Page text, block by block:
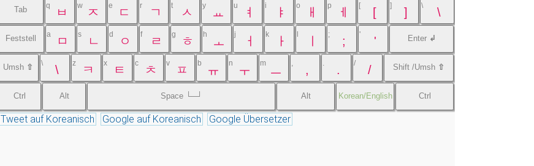
Tab q ㅂ w ㅈ e ㄷ r ㄱ t ㅅ y ㅛ u ㅕ i ㅑ o ㅐ p ㅔ [ [ ] ] \ \
Feststell a ㅁ s ㄴ d ㅇ f ㄹ g ㅎ h ㅗ j ㅓ k ㅏ l ㅣ ; ; ' ' Enter ↲
Umsh ⇧ \ \ z ㅋ x ㅌ c ㅊ v ㅍ b ㅠ n ㅜ m ㅡ , . / / Shift /Umsh ⇧
Ctrl Alt Space └─┘ Alt Korean/English Ctrl
Tweet auf Koreanisch Google auf Koreanisch Google Übersetzer